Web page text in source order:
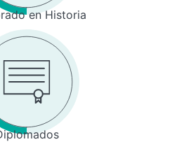
en Historia